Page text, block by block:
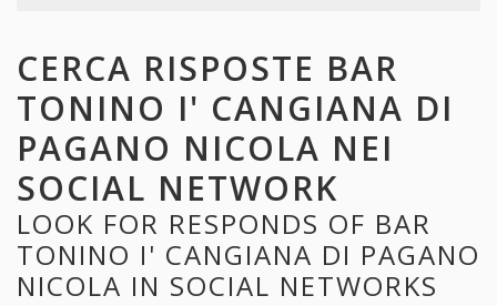
CERCA RISPOSTE BAR
TONINO I' CANGIANA DI
PAGANO NICOLA NEI
SOCIAL NETWORK
LOOK FOR RESPONDS OF BAR
TONINO I' CANGIANA DI PAGANO
NICOLA IN SOCIAL NETWORKS